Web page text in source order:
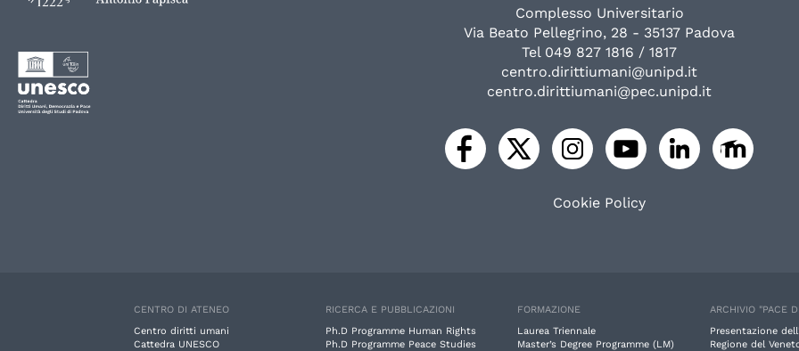
Complesso Universitario
Via Beato Pellegrino, 28 - 35137 Padova
Tel 049 827 1816 / 1817
centro.dirittiumani@unipd.it
centro.dirittiumani@pec.unipd.it
Cookie Policy
CENTRO DI ATENEO
Centro diritti umani
Cattedra UNESCO
RICERCA E PUBBLICAZIONI
Ph.D Programme Human Rights
Ph.D Programme Peace Studies
FORMAZIONE
Laurea Triennale
Master’s Degree Programme (LM)
ARCHIVIO "PACE
Presentazione
Regione del